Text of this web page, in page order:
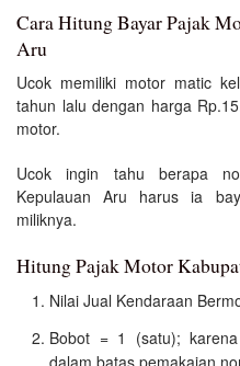
Cara Hitung Bayar Pajak
Aru
Ucok memiliki motor matic
tahun lalu dengan harga
motor.
Ucok ingin tahu berapa
Kepulauan Aru harus ia
miliknya.
Hitung Pajak Motor
Nilai Jual Kendaraan
Bobot = 1 (satu);
dalam batas pemakaian